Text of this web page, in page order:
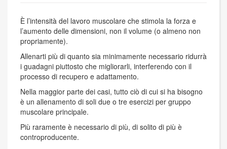
È l’intensità del lavoro muscolare che stimola la forza e
l’aumento delle dimensioni, non il volume (o almeno non
propriamente).
Allenarti più di quanto sia minimamente necessario ridurrà
i guadagni piuttosto che migliorarli, interferendo con il
processo di recupero e adattamento.
Nella maggior parte dei casi, tutto ciò di cui si ha bisogno
è un allenamento di soli due o tre esercizi per gruppo
muscolare principale.
Più raramente è necessario di più, di solito di più è
controproducente.